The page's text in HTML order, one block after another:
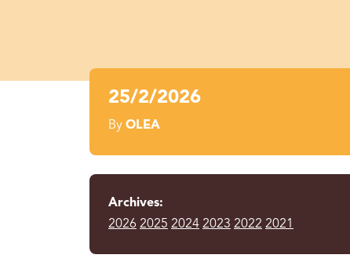
25/2/2026
By OLEA
Archives:
2026 2025 2024 2023 2022 2021